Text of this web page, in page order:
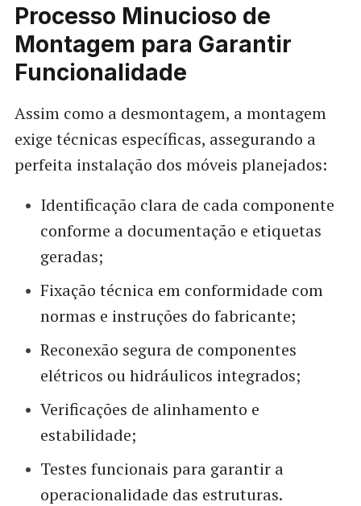
Processo Minucioso de
Montagem para Garantir
Funcionalidade
Assim como a desmontagem, a montagem
exige técnicas específicas, assegurando a
perfeita instalação dos móveis planejados:
Identificação clara de cada componente
conforme a documentação e etiquetas
geradas;
Fixação técnica em conformidade com
normas e instruções do fabricante;
Reconexão segura de componentes
elétricos ou hidráulicos integrados;
Verificações de alinhamento e
estabilidade;
Testes funcionais para garantir a
operacionalidade das estruturas.